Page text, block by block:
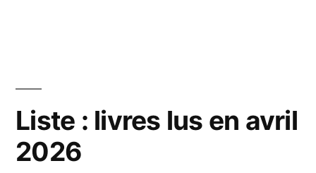
2026
Liste : livres lus en avril
2026